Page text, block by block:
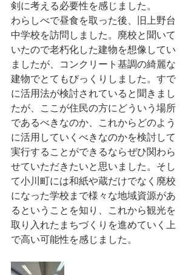
剣に考える必要性を感じました。
わらしべで昼食を取った後、旧上野台
中学校を訪問しました。廃校と聞いて
いたので老朽化した建物を想像してい
ましたが、コンクリート基調の綺麗な
建物でとてもびっくりしました。すで
に活用法が検討されていると聞きまし
たが、ここが住民の方にどういう場所
であるべきなのか、これからどのよう
に活用していくべきなのかを検討して
実行することができるならぜひ関わら
せていただきたいと思いました。そし
て小川町には和紙や蔵だけでなく廃校
になった学校まで様々な地域資源があ
るということを知り、これから観光を
取り入れたまちづくりを進めていく上
で高い可能性を感じました。